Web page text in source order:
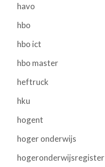
havo
hbo
hbo ict
hbo master
heftruck
hku
hogent
hoger onderwijs
hogeronderwijsregister